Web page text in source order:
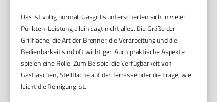
Das ist völlig normal. Gasgrills unterscheiden sich in vielen
Punkten. Leistung allein sagt nicht alles. Die Größe der
Grillfläche, die Art der Brenner, die Verarbeitung und die
Bedienbarkeit sind oft wichtiger. Auch praktische Aspekte
spielen eine Rolle. Zum Beispiel die Verfügbarkeit von
Gasflaschen, Stellfläche auf der Terrasse oder die Frage, wie
leicht die Reinigung ist.